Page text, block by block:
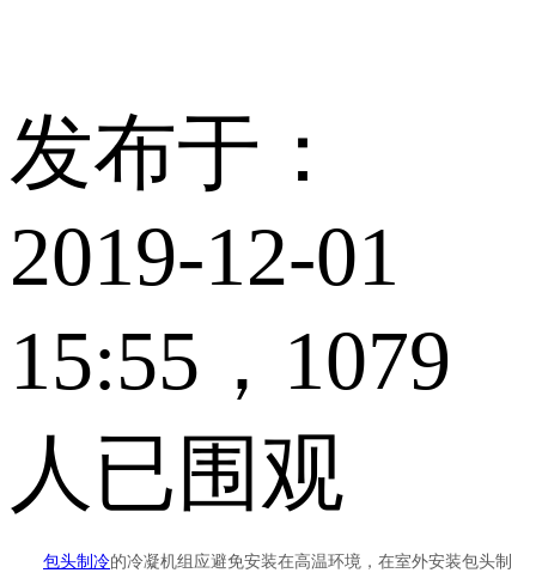
发布于：
2019-12-01
15:55，1079
人已围观
包头制冷的冷凝机组应避免安装在高温环境，在室外安装包头制